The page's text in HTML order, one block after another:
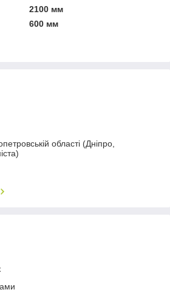
2100 мм
600 мм
області (Дніпро,